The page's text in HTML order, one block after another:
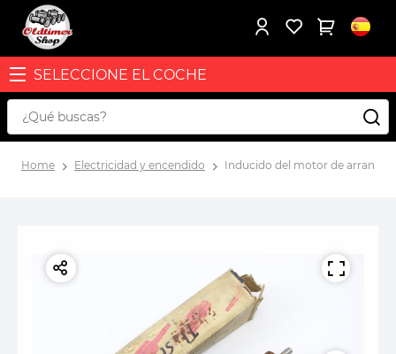
SELECCIONE EL COCHE
Home Electricidad y encendido Inducido del motor de